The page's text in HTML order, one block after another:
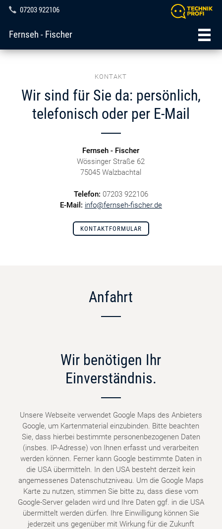
07203 922106
Fernseh - Fischer
KONTAKT
Wir sind für Sie da: persönlich,
telefonisch oder per E-Mail
Fernseh - Fischer
Wössinger Straße 62
75045 Walzbachtal
Telefon: 07203 922106
E-Mail: info@fernseh-fischer.de
KONTAKTFORMULAR
Anfahrt
Wir benötigen Ihr
Einverständnis.
Unsere Webseite verwendet Google Maps des Anbieters
Google, um Kartenmaterial einzubinden. Bitte beachten
Sie, dass hierbei bestimmte personenbezogenen Daten
(insbes. IP-Adresse) von Ihnen erfasst und verarbeiten
werden können. Ferner kann Google bestimmte Daten in
die USA übermitteln. In den USA besteht derzeit kein
angemessenes Datenschutzniveau. Um die Google Maps
Karte zu nutzen, stimmen Sie bitte zu, dass diese vom
Google-Server geladen wird und Ihre Daten ggf. in die USA
übermittelt werden dürfen. Ihre Einwilligung können Sie
jederzeit uns gegenüber mit Wirkung für die Zukunft